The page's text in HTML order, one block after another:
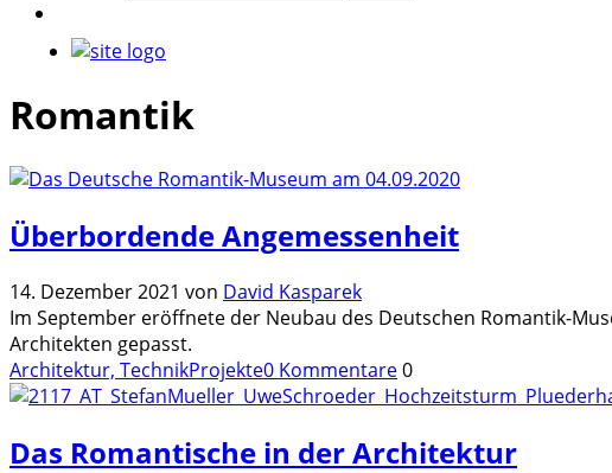
Romantik
Überbordende Angemessenheit
14. Dezember 2021 von David Kasparek
Im September eröffnete der Neubau des Deutschen Romantik-
Architekten gepasst.
Architektur, TechnikProjekte0 Kommentare0
Das Romantische in der Architektur